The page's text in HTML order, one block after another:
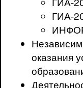
ГИА-
оказания